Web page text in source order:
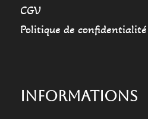
CGV
Politique de confidentialité
INFORMATIONS